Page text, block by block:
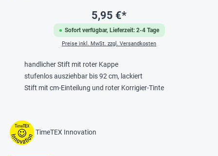
Sofort verfügbar, Lieferzeit: 2-4 Tage
5,95 €*
Preise inkl. MwSt. zzgl. Versandkosten
handlicher Stift mit roter Kappe
stufenlos ausziehbar bis 92 cm, lackiert
Stift mit cm-Einteilung und roter Korrigier-Tinte
TimeTEX Innovation